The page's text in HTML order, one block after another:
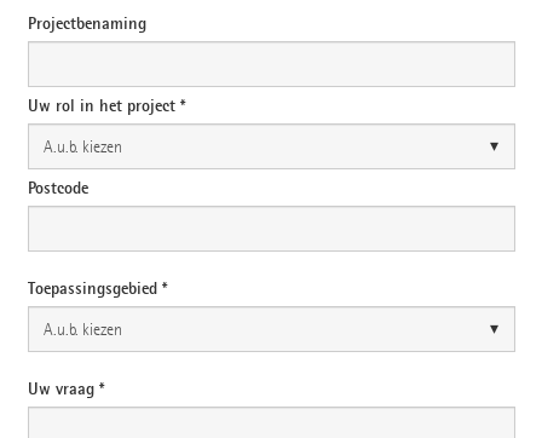
Projectbenaming
Uw rol in het project *
Postcode
Toepassingsgebied *
Uw vraag *